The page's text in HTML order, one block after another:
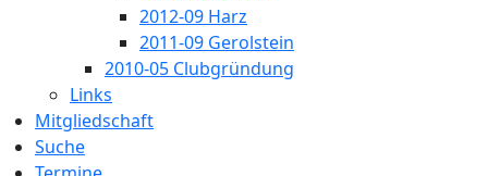
2012-09 Harz
2011-09 Gerolstein
2010-05 Clubgründung
Links
Mitgliedschaft
Suche